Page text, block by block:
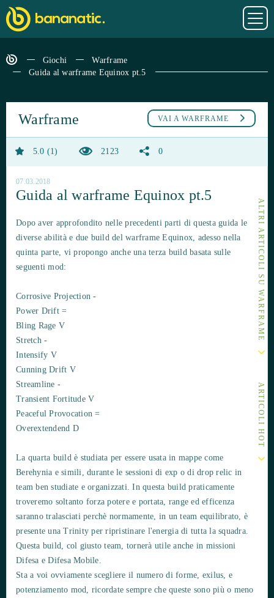
Giochi
Warframe
Guida al warframe Equinox pt.5
ALTRI ARTICOLI SU WARFRAME
ARTICOLI HOT
VAI A WARFRAME
Warframe
5.0 1 2123 0
07.03.2018
Guida al warframe Equinox pt.5
Dopo aver approfondito nelle precedenti parti di questa guida le
diverse abilità e due build del warframe Equinox, adesso nella
quinta parte, vi propongo anche unaterza buildbasata sulle
seguenti mod:
Corrosive Projection -
Power Drift =
Bling Rage V
Stretch -
Intensify V
Cunning Drift V
Streamline -
Transient Fortitude V
Peaceful Provocation =
Overextendend D
La quarta build è studiata per essere usata in mappe come
Berehynia e simili, durante le sessioni di exp o di drop relic in
team ben studiate e organizzati. In questa build praticamente
troveremo soltanto forza potere e portata, range ed efficenza
saranno tralasciati perchè normamente, in un team equilibrato, è
presente una Trinity per ripristinare l'energia di tutta la squadra.
Questa build, col giusto team, tornerà utile anche in missioni
Difesa e Difesa Mobile.
Sta a voi ovviamente scegliere il numero di forme, exilus, e
potenziamento mod, ricordate sempre che queste sono più o meno